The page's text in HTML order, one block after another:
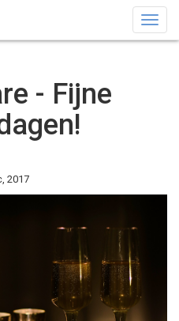
- Fijne
2017